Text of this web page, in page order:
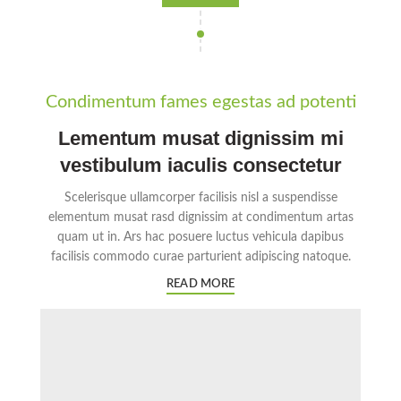
Condimentum fames egestas ad potenti
Lementum musat dignissim mi
vestibulum iaculis consectetur
Scelerisque ullamcorper facilisis nisl a suspendisse
elementum musat rasd dignissim at condimentum artas
quam ut in. Ars hac posuere luctus vehicula dapibus
facilisis commodo curae parturient adipiscing natoque.
READ MORE